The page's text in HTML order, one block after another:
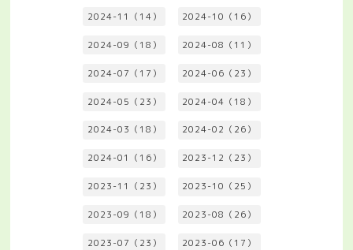
2024-11（14） 2024-10（16）
2024-09（18） 2024-08（11）
2024-07（17） 2024-06（23）
2024-05（23） 2024-04（18）
2024-03（18） 2024-02（26）
2024-01（16） 2023-12（23）
2023-11（23） 2023-10（25）
2023-09（18） 2023-08（26）
2023-07（23） 2023-06（17）